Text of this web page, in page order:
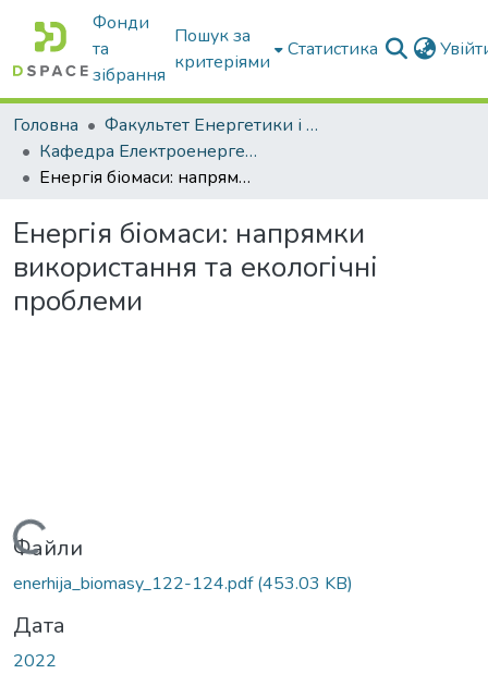
Фонди
та
зібрання
Пошук за
критеріями
Статистика
Головна
Факультет Енергетики і комп'ютерних технологій
Кафедра Електроенергетики і електротехнологій
Енергія біомаси: напрямки використання та екологічні проблеми
Енергія біомаси: напрямки
використання та екологічні
проблеми
Вантажиться...
Файли
enerhija_biomasy_122-124.pdf(453.03 KB)
Дата
2022